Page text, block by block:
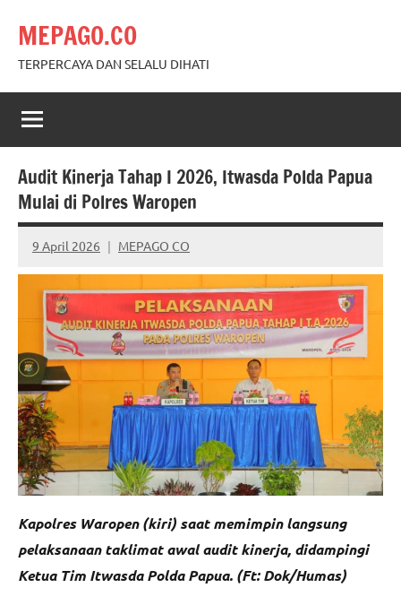
content
MEPAGO.CO
TERPERCAYA DAN SELALU DIHATI
Audit Kinerja Tahap I 2026, Itwasda Polda Papua
Mulai di Polres Waropen
9 April 2026 MEPAGO CO
No
comments
Kapolres Waropen (kiri) saat memimpin langsung
pelaksanaan taklimat awal audit kinerja, didampingi
Ketua Tim Itwasda Polda Papua. (Ft: Dok/Humas)